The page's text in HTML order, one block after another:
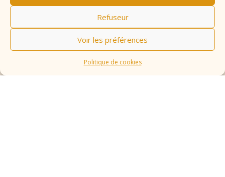
Refuseur
Voir les préférences
Politique de cookies